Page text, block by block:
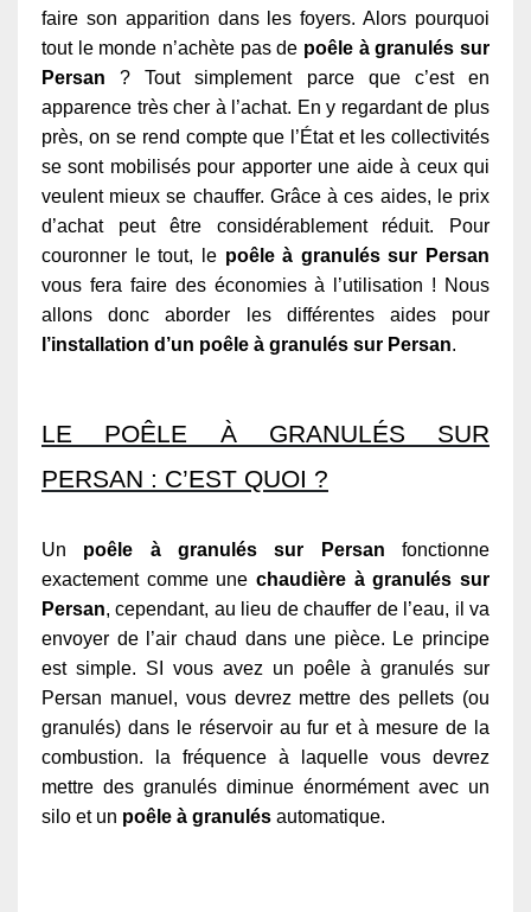
faire son apparition dans les foyers. Alors pourquoi
tout le monde n’achète pas de poêle à granulés sur
Persan ? Tout simplement parce que c’est en
apparence très cher à l’achat. En y regardant de plus
près, on se rend compte que l’État et les collectivités
se sont mobilisés pour apporter une aide à ceux qui
veulent mieux se chauffer. Grâce à ces aides, le prix
d’achat peut être considérablement réduit. Pour
couronner le tout, le poêle à granulés sur Persan
vous fera faire des économies à l’utilisation ! Nous
allons donc aborder les différentes aides pour
l’installation d’un poêle à granulés sur Persan.
LE POÊLE À GRANULÉS SUR
PERSAN : C’EST QUOI ?
Un poêle à granulés sur Persan fonctionne
exactement comme une chaudière à granulés sur
Persan, cependant, au lieu de chauffer de l’eau, il va
envoyer de l’air chaud dans une pièce. Le principe
est simple. SI vous avez un poêle à granulés sur
Persan manuel, vous devrez mettre des pellets (ou
granulés) dans le réservoir au fur et à mesure de la
combustion. la fréquence à laquelle vous devrez
mettre des granulés diminue énormément avec un
silo et un poêle à granulés automatique.